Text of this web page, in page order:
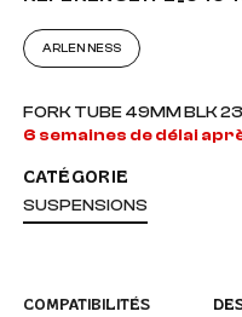
ARLEN NESS
FORK TUBE 49MM BLK
6 semaines de délai
CATÉGORIE
SUSPENSIONS
COMPATIBILITÉS